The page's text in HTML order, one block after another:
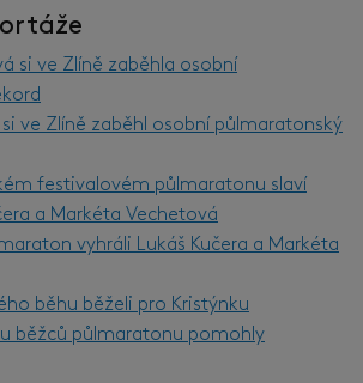
si ve Zlíně zaběhla osobní
ve Zlíně zaběhl osobní půlmaratonský
festivalovém půlmaratonu slaví
a Markéta Vechetová
vyhráli Lukáš Kučera a Markéta
běhu běželi pro Kristýnku
běžců půlmaratonu pomohly